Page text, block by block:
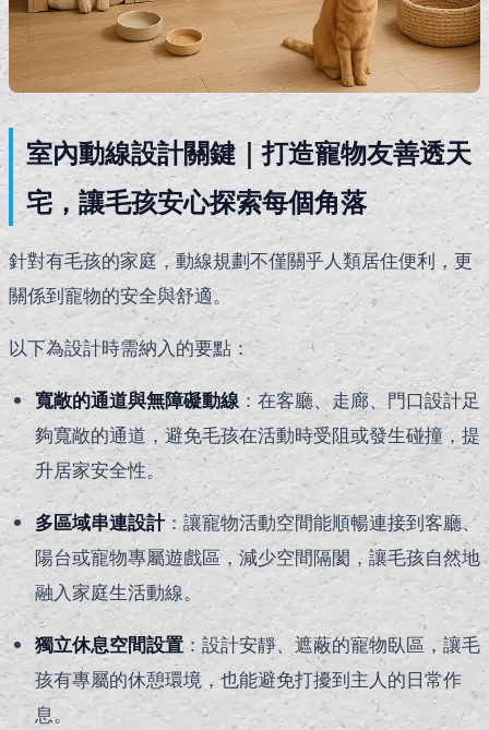
室內動線設計關鍵｜打造寵物友善透天
宅，讓毛孩安心探索每個角落
針對有毛孩的家庭，動線規劃不僅關乎人類居住便利，更
關係到寵物的安全與舒適。
以下為設計時需納入的要點：
寬敞的通道與無障礙動線：在客廳、走廊、門口設計足
夠寬敞的通道，避免毛孩在活動時受阻或發生碰撞，提
升居家安全性。
多區域串連設計：讓寵物活動空間能順暢連接到客廳、
陽台或寵物專屬遊戲區，減少空間隔閡，讓毛孩自然地
融入家庭生活動線。
獨立休息空間設置：設計安靜、遮蔽的寵物臥區，讓毛
孩有專屬的休憩環境，也能避免打擾到主人的日常作
息。